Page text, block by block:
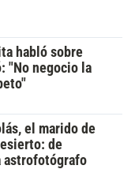
habló sobre
"No negocio la
el marido de
de
astrofotógrafo